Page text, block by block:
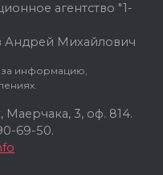
агентство "1-
Андрей Михайлович
за информацию,
Маерчака, 3, оф. 814.
69-50.